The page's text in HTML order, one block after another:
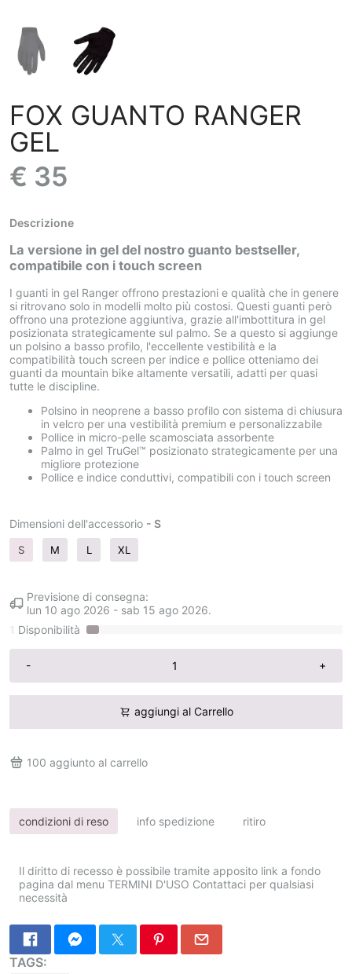
FOX GUANTO RANGER
GEL
€ 35
Descrizione
La versione in gel del nostro guanto bestseller,
compatibile con i touch screen
I guanti in gel Ranger offrono prestazioni e qualità che in genere
si ritrovano solo in modelli molto più costosi. Questi guanti però
offrono una protezione aggiuntiva, grazie all'imbottitura in gel
posizionata strategicamente sul palmo. Se a questo si aggiunge
un polsino a basso profilo, l'eccellente vestibilità e la
compatibilità touch screen per indice e pollice otteniamo dei
guanti da mountain bike altamente versatili, adatti per quasi
tutte le discipline.
Polsino in neoprene a basso profilo con sistema di chiusura
in velcro per una vestibilità premium e personalizzabile
Pollice in micro-pelle scamosciata assorbente
Palmo in gel TruGel™ posizionato strategicamente per una
migliore protezione
Pollice e indice conduttivi, compatibili con i touch screen
Dimensioni dell'accessorio - S
S M L XL
Previsione di consegna:
lun 10 ago 2026 - sab 15 ago 2026.
Disponibilità
- +
aggiungi al Carrello
100 aggiunto al carrello
condizioni di reso info spedizione ritiro
Il diritto di recesso è possibile tramite apposito link a fondo
pagina dal menu TERMINI D'USO Contattaci per qualsiasi
necessità
TAGS: